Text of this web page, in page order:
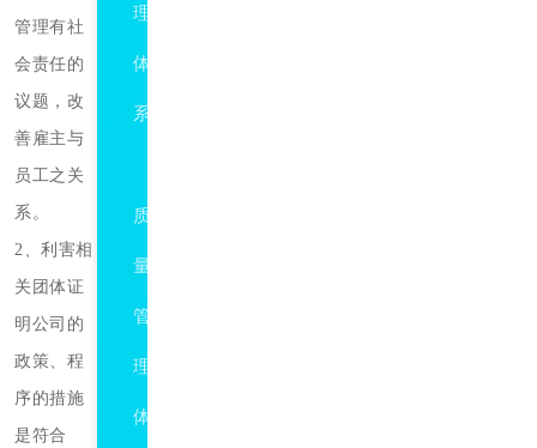
管理有社
会责任的
议题，改
善雇主与
员工之关
系。
2、利害相
关团体证
明公司的
政策、程
序的措施
是符合
理
体
系
质
量
管
理
体